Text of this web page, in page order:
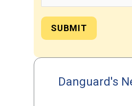
SUBMIT
Danguard's